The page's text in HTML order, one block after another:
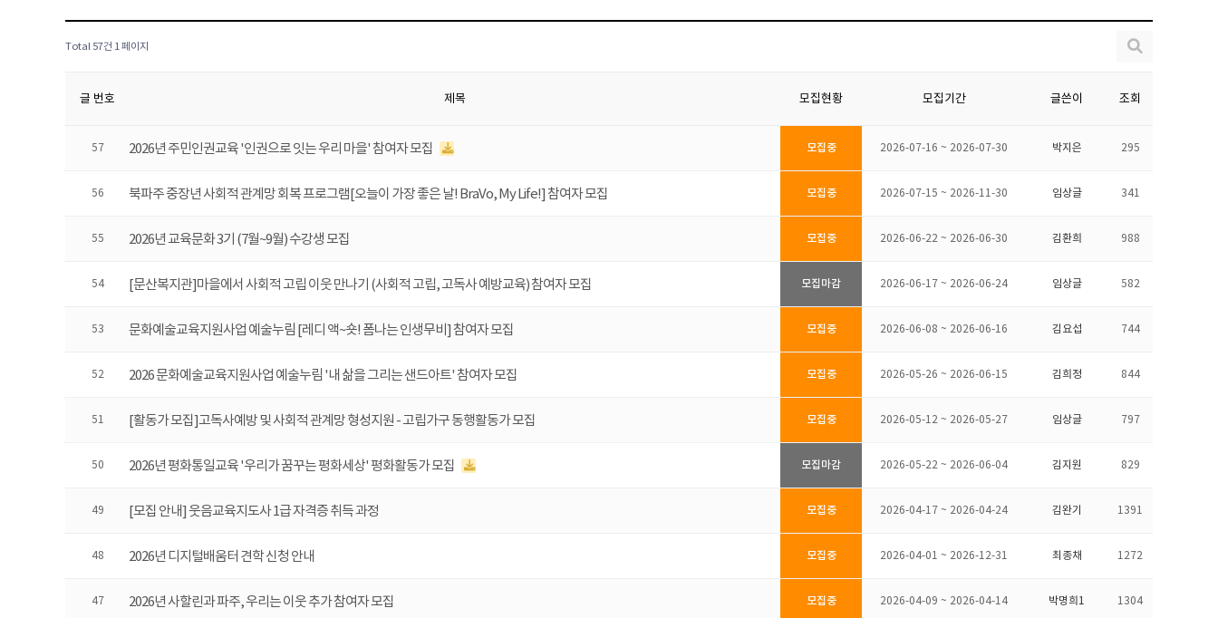
Total 57건 1 페이지
글 번호 제목 모집현황 모집기간 글쓴이 조회
57 2026년 주민인권교육 '인권으로 잇는 우리 마을' 참여자 모집 모집중 2026-07-16 ~ 2026-07-30 박지은 295
56 북파주 중장년 사회적 관계망 회복 프로그램[오늘이 가장 좋은 날! BraVo, My Life!] 참여자 모집 모집중 2026-07-15 ~ 2026-11-30 임상글 341
55 2026년 교육문화 3기 (7월~9월) 수강생 모집 모집중 2026-06-22 ~ 2026-06-30 김환희 988
54 [문산복지관]마을에서 사회적 고립 이웃 만나기 (사회적 고립, 고독사 예방교육) 참여자 모집 모집마감 2026-06-17 ~ 2026-06-24 임상글 582
53 문화예술교육지원사업 예술누림 [레디 액~숏! 폼나는 인생무비] 참여자 모집 모집중 2026-06-08 ~ 2026-06-16 김요섭 744
52 2026 문화예술교육지원사업 예술누림 '내 삶을 그리는 샌드아트' 참여자 모집 모집중 2026-05-26 ~ 2026-06-15 김희정 844
51 [활동가 모집]고독사예방 및 사회적 관계망 형성지원 - 고립가구 동행활동가 모집 모집중 2026-05-12 ~ 2026-05-27 임상글 797
50 2026년 평화통일교육 '우리가 꿈꾸는 평화세상' 평화활동가 모집 모집마감 2026-05-22 ~ 2026-06-04 김지원 829
49 [모집 안내] 웃음교육지도사 1급 자격증 취득 과정 모집중 2026-04-17 ~ 2026-04-24 김완기 1391
48 2026년 디지털배움터 견학 신청 안내 모집중 2026-04-01 ~ 2026-12-31 최종채 1272
47 2026년 사할린과 파주, 우리는 이웃 추가 참여자 모집 모집중 2026-04-09 ~ 2026-04-14 박명희1 1304